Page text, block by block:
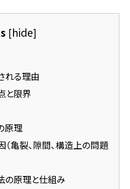
[hide]
れる理由
と限界
原理
亀裂、隙間、構造上の問題
の原理と仕組み